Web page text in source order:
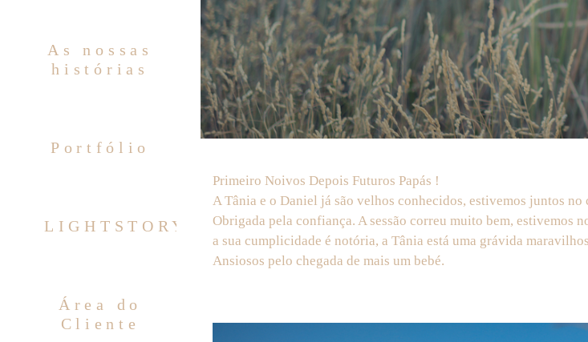
As nossas
histórias
Portfólio
LIGHTSTORY
Área do
Cliente
Primeiro Noivos Depois Futuros Papás !
A Tânia e o Daniel já são velhos conhecidos, estivemos juntos
Obrigada pela confiança. A sessão correu muito bem, estivemos
a sua cumplicidade é notória, a Tânia está uma grávida
Ansiosos pelo chegada de mais um bebé.